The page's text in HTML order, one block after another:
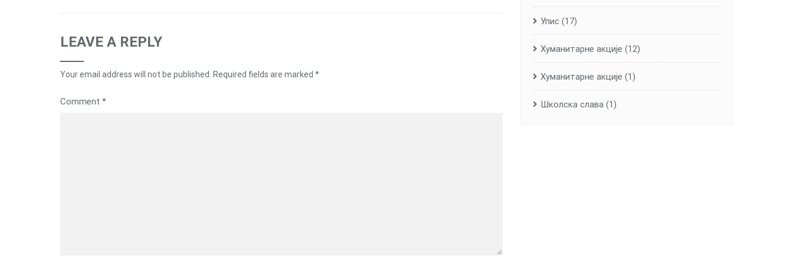
LEAVE A REPLY
Your email address will not be published. Required fields are marked *
Comment *
Упис (17)
Хуманитарне aкције (12)
Хуманитарне акције (1)
Школска слава (1)